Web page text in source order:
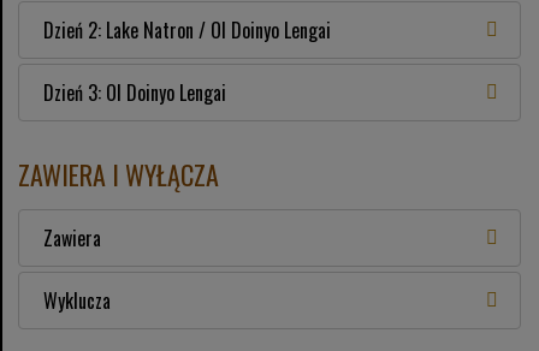
Dzień 2: Lake Natron / Ol Doinyo Lengai
Dzień 3: Ol Doinyo Lengai
ZAWIERA I WYŁĄCZA
Zawiera
Wyklucza